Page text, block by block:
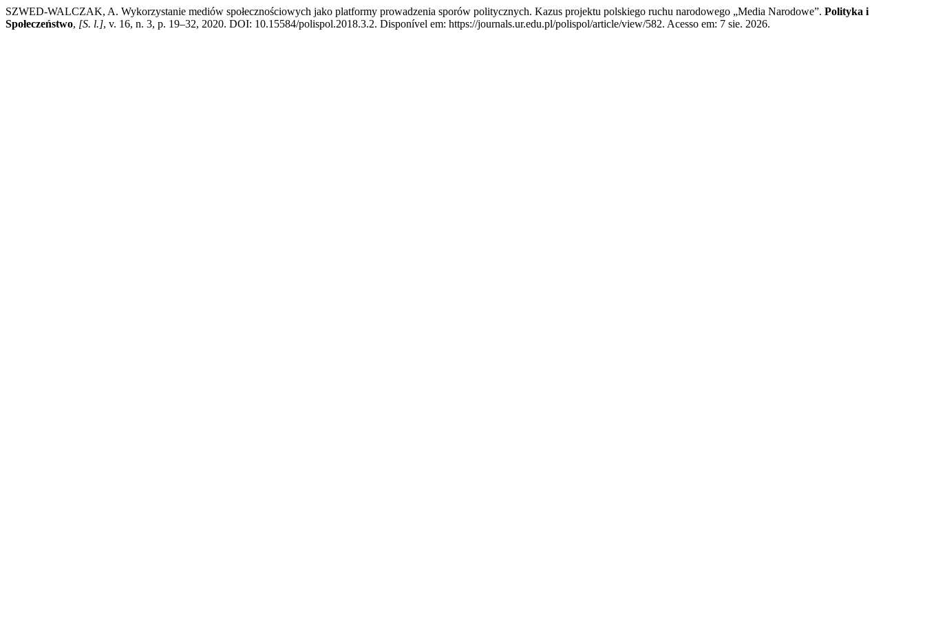
SZWED-WALCZAK, A. Wykorzystanie mediów społecznościowych jako platformy prowadzenia sporów politycznych. Kazus projektu polskiego ruchu narodowego „Media Narodowe”. Polityka i
Społeczeństwo, [S. l.], v. 16, n. 3, p. 19–32, 2020. DOI: 10.15584/polispol.2018.3.2. Disponível em: https://journals.ur.edu.pl/polispol/article/view/582. Acesso em: 7 sie. 2026.